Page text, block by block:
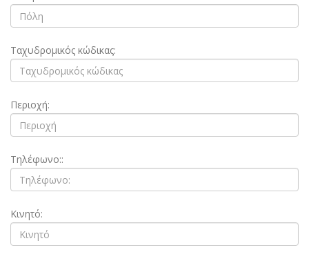
Ταχυδρομικός κώδικας:
Περιοχή:
Τηλέφωνο::
Κινητό: